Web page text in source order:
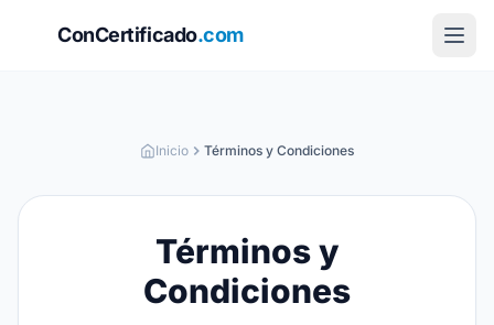
ConCertificado.com
Inicio Términos y Condiciones
Términos y
Condiciones